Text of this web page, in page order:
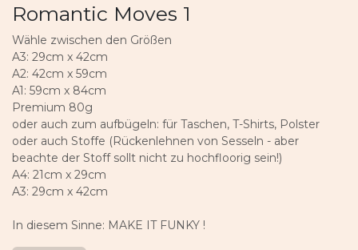
Romantic Moves 1
Wähle zwischen den Größen
A3: 29cm x 42cm
A2: 42cm x 59cm
A1: 59cm x 84cm
Premium 80g
oder auch zum aufbügeln: für Taschen, T-Shirts, Polster
oder auch Stoffe (Rückenlehnen von Sesseln - aber
beachte der Stoff sollt nicht zu hochfloorig sein!)
A4: 21cm x 29cm
A3: 29cm x 42cm
In diesem Sinne: MAKE IT FUNKY !